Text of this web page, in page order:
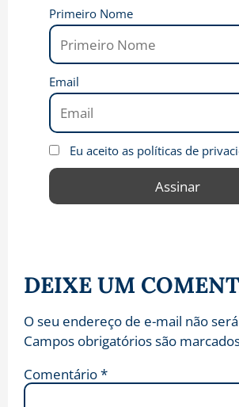
Primeiro Nome
Email
Eu aceito as políticas de
DEIXE UM
O seu endereço de e-mail não
Campos obrigatórios são
Comentário*